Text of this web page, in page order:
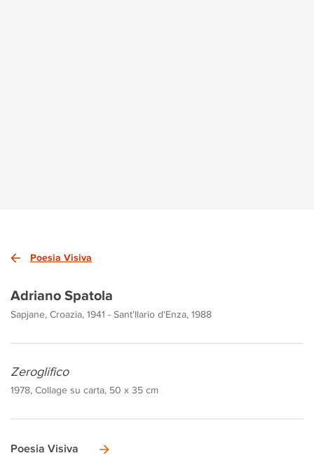
Poesia Visiva
Adriano Spatola
Sapjane, Croazia, 1941 - Sant'Ilario d'Enza, 1988
Zeroglifico
1978, Collage su carta, 50 x 35 cm
Poesia Visiva